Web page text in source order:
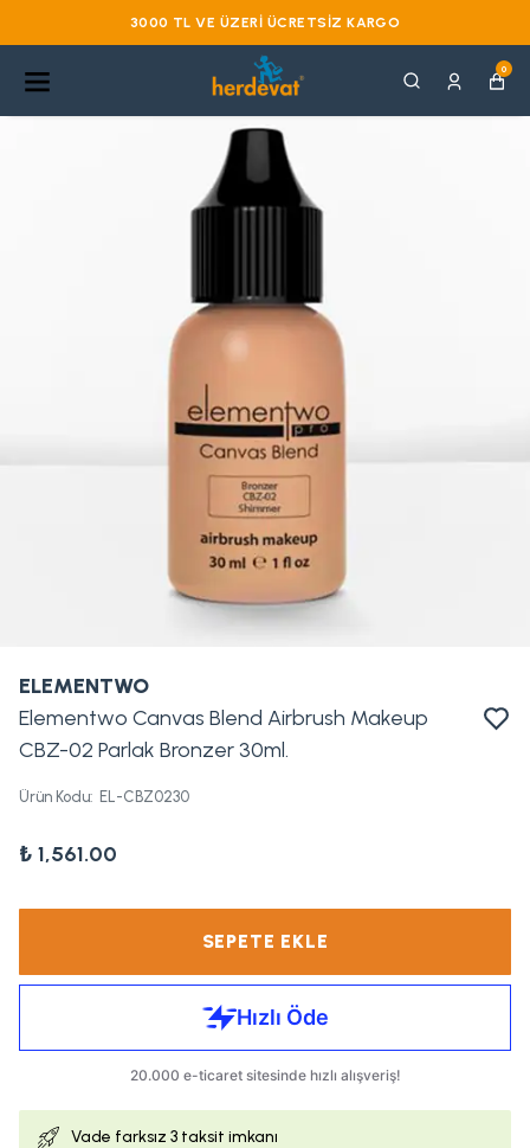
3000 TL VE ÜZERI ÜCRETSIZ KARGO
0
ELEMENTWO
Elementwo Canvas Blend Airbrush Makeup
CBZ-02 Parlak Bronzer 30ml.
Ürün Kodu: EL-CBZ0230
₺ 1,561.00
SEPETE EKLE
Vade farksız 3 taksit imkanı